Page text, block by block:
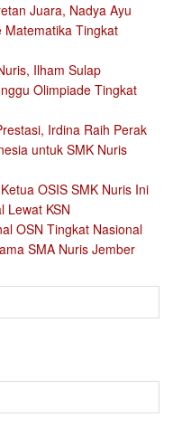
Juara, Nadya Ayu
Matematika Tingkat
Ilham Sulap
Olimpiade Tingkat
Irdina Raih Perak
untuk SMK Nuris
OSIS SMK Nuris Ini
Lewat KSN
OSN Tingkat Nasional
SMA Nuris Jember